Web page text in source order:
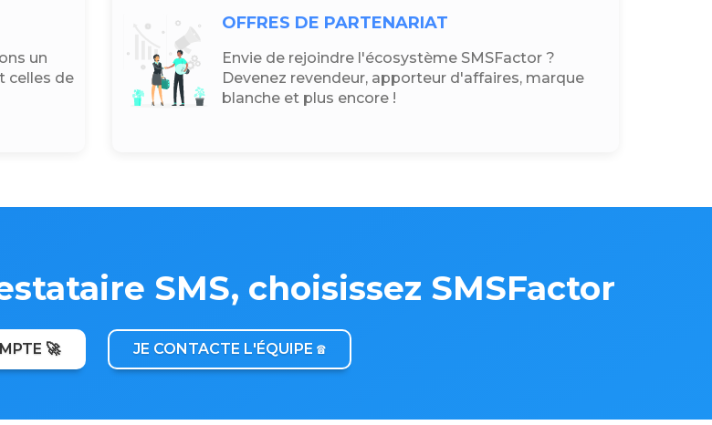
un
celles de
OFFRES DE PARTENARIAT
Envie de rejoindre l'écosystème SMSFactor ?
Devenez revendeur, apporteur d'affaires, marque
blanche et plus encore !
SMS, choisissez SMSFactor
🚀 JE CONTACTE L'ÉQUIPE ☎️